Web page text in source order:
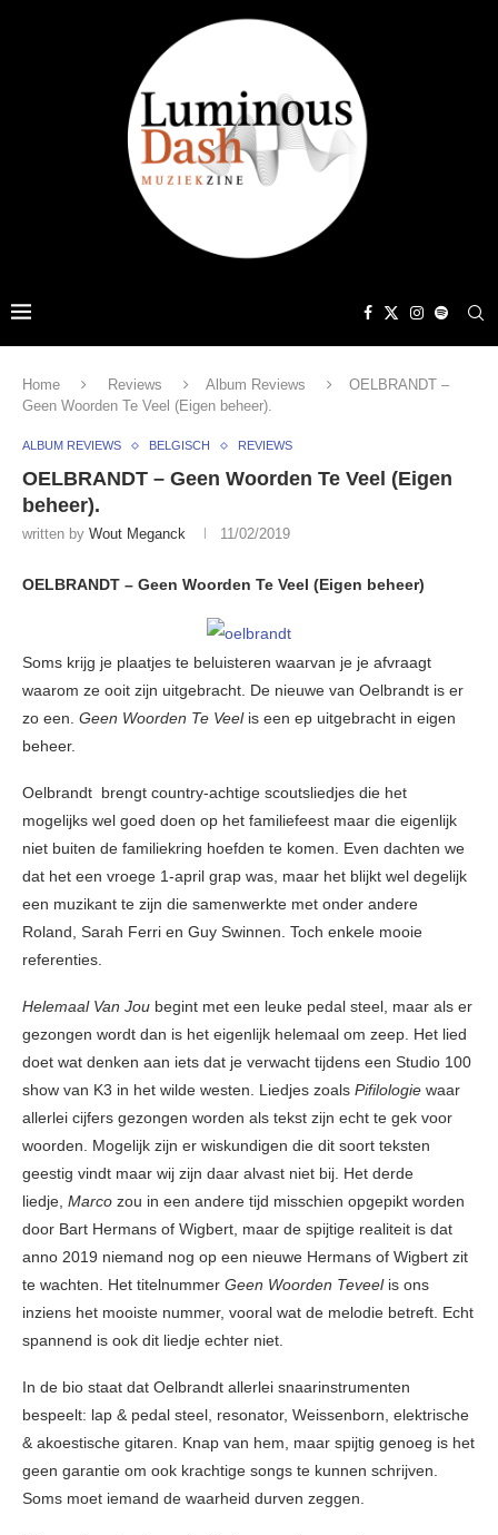
Home Reviews Album Reviews
OELBRANDT –
Geen Woorden Te Veel (Eigen beheer).
ALBUM REVIEWS BELGISCH REVIEWS
OELBRANDT – Geen Woorden Te Veel (Eigen
beheer).
written by Wout Meganck 11/02/2019
OELBRANDT – Geen Woorden Te Veel (Eigen beheer)
Soms krijg je plaatjes te beluisteren waarvan je je afvraagt
waarom ze ooit zijn uitgebracht. De nieuwe van Oelbrandt is er
zo een. Geen Woorden Te Veelis een ep uitgebracht in eigen
beheer.
Oelbrandt brengt country-achtige scoutsliedjes die het
mogelijks wel goed doen op het familiefeest maar die eigenlijk
niet buiten de familiekring hoefden te komen. Even dachten we
dat het een vroege 1-april grap was, maar het blijkt wel degelijk
een muzikant te zijn die samenwerkte met onder andere
Roland, Sarah Ferri en Guy Swinnen. Toch enkele mooie
referenties.
Helemaal Van Jou begint met een leuke pedal steel, maar als er
gezongen wordt dan is het eigenlijk helemaal om zeep. Het lied
doet wat denken aan iets dat je verwacht tijdens een Studio 100
show van K3 in het wilde westen. Liedjes zoals Pifilologie waar
allerlei cijfers gezongen worden als tekst zijn echt te gek voor
woorden. Mogelijk zijn er wiskundigen die dit soort teksten
geestig vindt maar wij zijn daar alvast niet bij. Het derde
liedje, Marco zou in een andere tijd misschien opgepikt worden
door Bart Hermans of Wigbert, maar de spijtige realiteit is dat
anno 2019 niemand nog op een nieuwe Hermans of Wigbert zit
te wachten. Het titelnummer Geen Woorden Teveelis ons
inziens het mooiste nummer, vooral wat de melodie betreft. Echt
spannend is ook dit liedje echter niet.
In de bio staat dat Oelbrandt allerlei snaarinstrumenten
bespeelt: lap & pedal steel, resonator, Weissenborn, elektrische
& akoestische gitaren. Knap van hem, maar spijtig genoeg is het
geen garantie om ook krachtige songs te kunnen schrijven.
Soms moet iemand de waarheid durven zeggen.